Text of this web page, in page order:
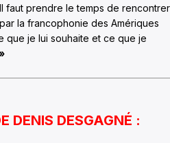
faut prendre le temps de rencontrer
la francophonie des Amériques
que je lui souhaite et ce que je
DENIS DESGAGNÉ :